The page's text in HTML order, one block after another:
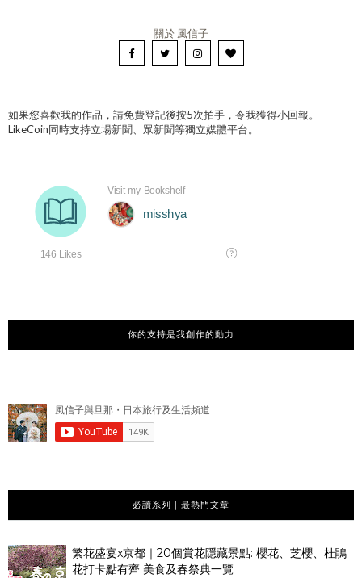
關於 風信子
如果您喜歡我的作品，請免費登記後按5次拍手，令我獲得小回報。
LikeCoin同時支持立場新聞、眾新聞等獨立媒體平台。
你的支持是我創作的動力
必讀系列｜最熱門文章
繁花盛宴x京都｜20個賞花隱藏景點: 櫻花、芝櫻、杜鵑
花打卡點有齊 美食及春祭典一覽